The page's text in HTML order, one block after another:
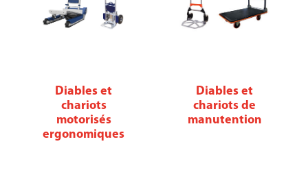
Diables et
chariots
motorisés
ergonomiques
Diables et
chariots de
manutention